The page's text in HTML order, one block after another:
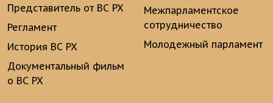
Представитель от ВС РХ
Регламент
История ВС РХ
Документальный фильм
о ВС РХ
Межпарламентское
сотрудничество
Молодежный парламент